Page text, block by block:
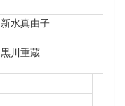
新水真由子
黒川重蔵